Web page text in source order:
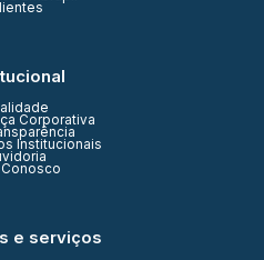
Corporativa
Institucionais
Conosco
e serviços